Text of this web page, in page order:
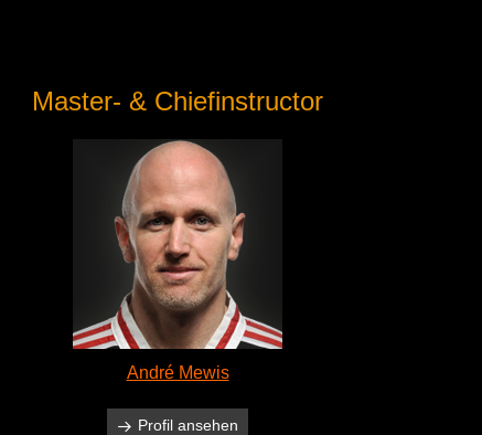
Master- & Chiefinstructor
André Mewis
Profil ansehen